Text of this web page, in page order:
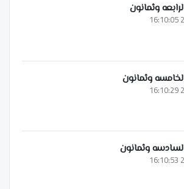
وثمانون
وثمانون
وثمانون